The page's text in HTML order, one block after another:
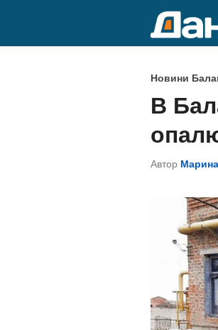
P
o
s
t
Новини
В
Автор